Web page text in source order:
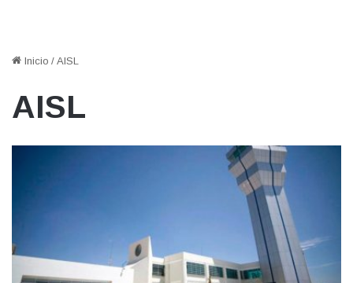
Inicio / AISL
AISL